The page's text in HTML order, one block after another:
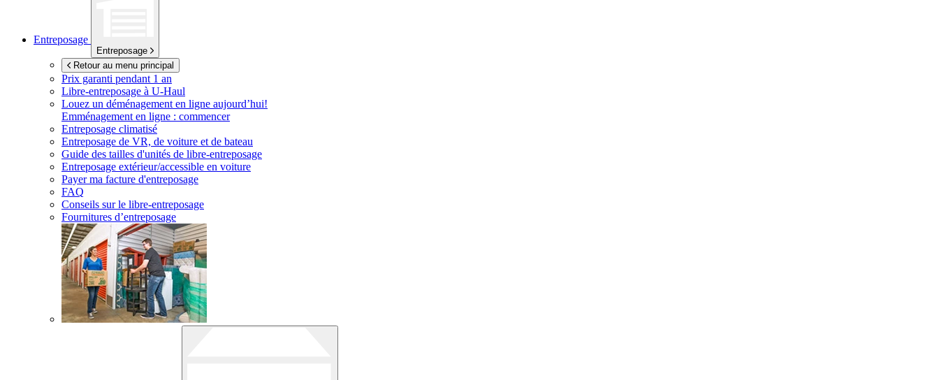
Entreposage
Entreposage
Retour au menu principal
Prix garanti pendant 1 an
Libre-entreposage à U-Haul
Louez un déménagement en ligne aujourd’hui!
Emménagement en ligne : commencer
Entreposage climatisé
Entreposage de VR, de voiture et de bateau
Guide des tailles d'unités de libre-entreposage
Entreposage extérieur/accessible en voiture
Payer ma facture d'entreposage
FAQ
Conseils sur le libre-entreposage
Fournitures d’entreposage